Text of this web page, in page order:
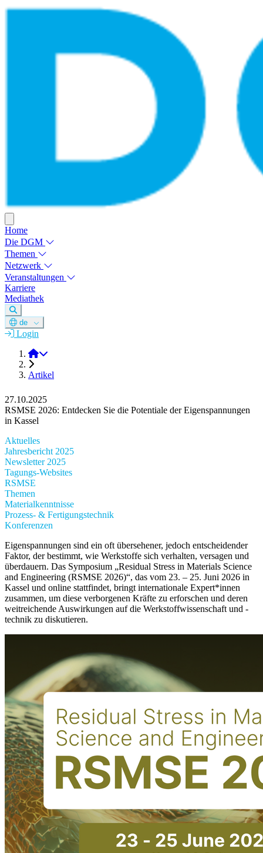
Home
Die DGM
Themen
Netzwerk
Veranstaltungen
Karriere
Mediathek
de
Login
DGM e.V.
Artikel
27.10.2025
RSMSE 2026: Entdecken Sie die Potentiale der Eigenspannungen
in Kassel
Aktuelles
Jahresbericht 2025
Newsletter 2025
Tagungs-Websites
RSMSE
Themen
Materialkenntnisse
Prozess- & Fertigungstechnik
Konferenzen
Eigenspannungen sind ein oft übersehener, jedoch entscheidender
Faktor, der bestimmt, wie Werkstoffe sich verhalten, versagen und
überdauern. Das Symposium „Residual Stress in Materials Science
and Engineering (RSMSE 2026)“, das vom 23. – 25. Juni 2026 in
Kassel und online stattfindet, bringt internationale Expert*innen
zusammen, um diese verborgenen Kräfte zu erforschen und deren
weitreichende Auswirkungen auf die Werkstoffwissenschaft und -
technik zu diskutieren.